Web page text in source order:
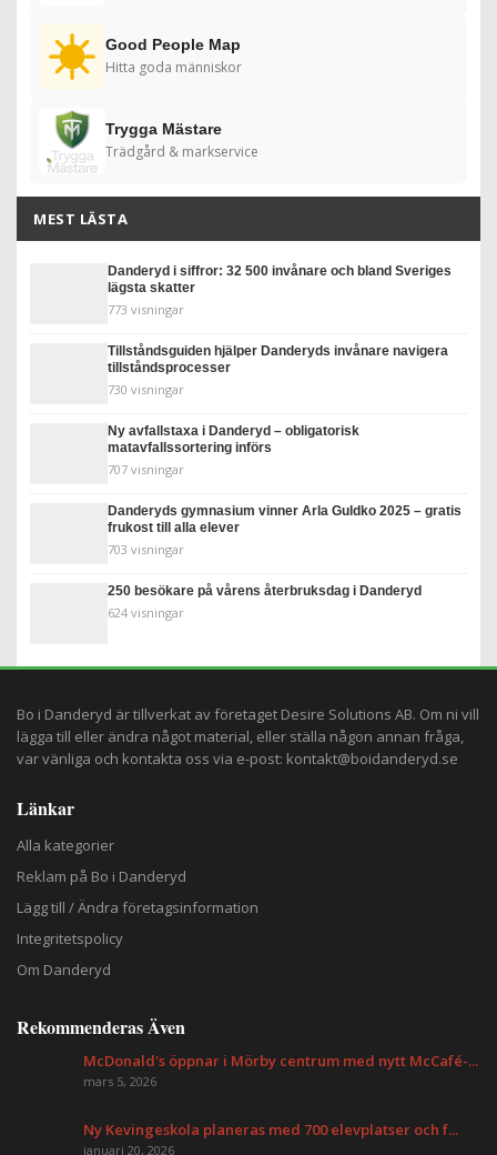
Good People Map
Hitta goda människor
Trygga Mästare
Trädgård & markservice
MEST LÄSTA
Danderyd i siffror: 32 500 invånare och bland Sveriges
lägsta skatter
773 visningar
Tillståndsguiden hjälper Danderyds invånare navigera
tillståndsprocesser
730 visningar
Ny avfallstaxa i Danderyd – obligatorisk
matavfallssortering införs
707 visningar
Danderyds gymnasium vinner Arla Guldko 2025 – gratis
frukost till alla elever
703 visningar
250 besökare på vårens återbruksdag i Danderyd
624 visningar
Bo i Danderyd är tillverkat av företaget Desire Solutions AB. Om ni vill
lägga till eller ändra något material, eller ställa någon annan fråga,
var vänliga och kontakta oss via e-post: kontakt@boidanderyd.se
Länkar
Alla kategorier
Reklam på Bo i Danderyd
Lägg till / Ändra företagsinformation
Integritetspolicy
Om Danderyd
Rekommenderas Även
McDonald's öppnar i Mörby centrum med nytt McCafé-...
mars 5, 2026
Ny Kevingeskola planeras med 700 elevplatser och f...
januari 20, 2026